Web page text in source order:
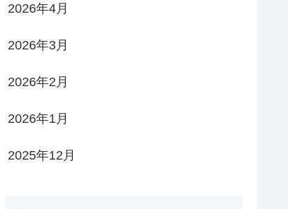
2026年4月
2026年3月
2026年2月
2026年1月
2025年12月